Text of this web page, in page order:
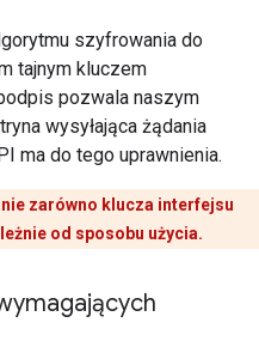
szyfrowania do
tajnym kluczem
pozwala naszym
wysyłająca żądania
ma do tego uprawnienia.
zarówno klucza interfejsu
od sposobu użycia.